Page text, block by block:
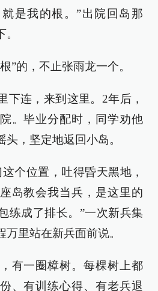
是我的根。”出院回岛那
”的，不止张雨龙一个。
下连，来到这里。2年后，
。毕业分配时，同学劝他
，坚定地返回小岛。
个位置，吐得昏天黑地，
岛教会我当兵，是这里的
练成了排长。”一次新兵集
里站在新兵面前说。
有一圈樟树。每棵树上都
、有训练心得、有老兵退